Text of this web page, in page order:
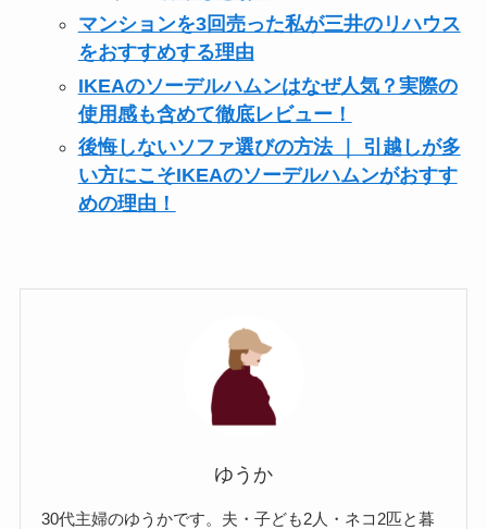
マンションを3回売った私が三井のリハウス
をおすすめする理由
IKEAのソーデルハムンはなぜ人気？実際の
使用感も含めて徹底レビュー！
後悔しないソファ選びの方法 ｜ 引越しが多
い方にこそIKEAのソーデルハムンがおすす
めの理由！
ゆうか
30代主婦のゆうかです。夫・子ども2人・ネコ2匹と暮